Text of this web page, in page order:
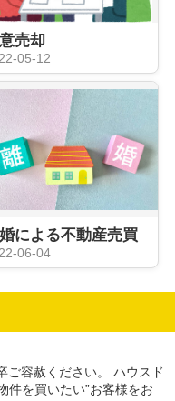
売却
05-12
による不動産売買
06-04
ご容赦ください。 ハウスド
件を買いたい”お客様をお